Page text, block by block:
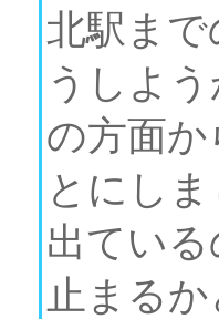
北駅ま
うしよ
の方面
とにし
出てい
止まる